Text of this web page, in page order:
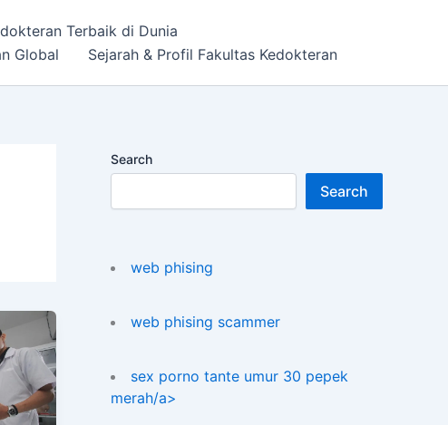
Terbaik di Dunia
Global
Sejarah & Profil Fakultas Kedokteran
Search
Search
web phising
web phising scammer
sex porno tante umur 30 pepek
merah/a>